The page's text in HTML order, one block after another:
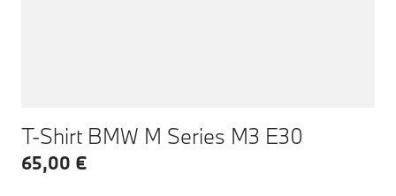
T-Shirt BMW M Series M3 E30
65,00 €